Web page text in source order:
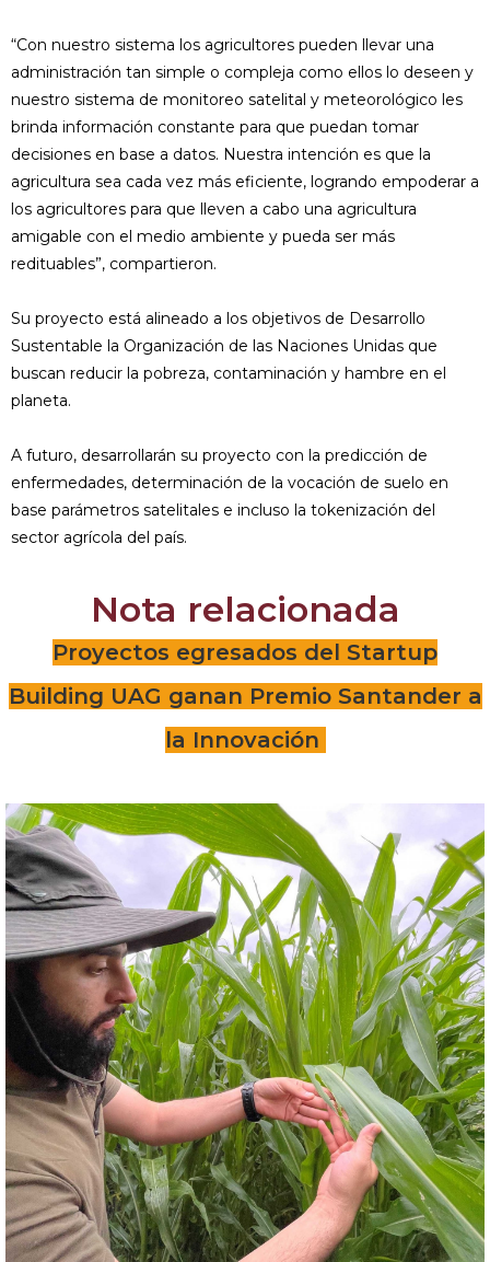
“Con nuestro sistema los agricultores pueden llevar una
administración tan simple o compleja como ellos lo deseen y
nuestro sistema de monitoreo satelital y meteorológico les
brinda información constante para que puedan tomar
decisiones en base a datos. Nuestra intención es que la
agricultura sea cada vez más eficiente, logrando empoderar a
los agricultores para que lleven a cabo una agricultura
amigable con el medio ambiente y pueda ser más
redituables”, compartieron.
Su proyecto está alineado a los objetivos de Desarrollo
Sustentable la Organización de las Naciones Unidas que
buscan reducir la pobreza, contaminación y hambre en el
planeta.
A futuro, desarrollarán su proyecto con la predicción de
enfermedades, determinación de la vocación de suelo en
base parámetros satelitales e incluso la tokenización del
sector agrícola del país.
Nota relacionada
Proyectos egresados del Startup
Building UAG ganan Premio Santander a
la Innovación